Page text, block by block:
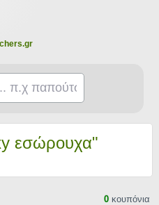
εσώρουχα"
0κουπόνια